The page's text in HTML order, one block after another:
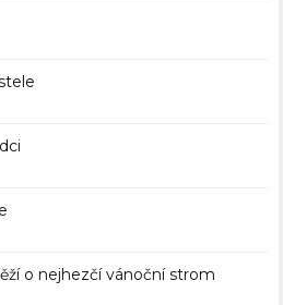
o nejhezčí vánoční strom